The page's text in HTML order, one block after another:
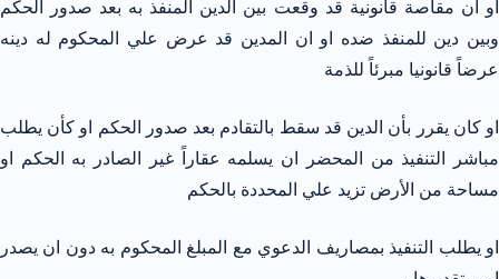
او ان مقاصة قانونية قد وقعت بين الدين المنفذ به بعد صدور الحكم
وبين دين للمنفذ ضده او ان المدين قد عرض علي المحكوم له دينه
عرضاً قانونيا مبرئاً للذمة
او كان يقرر بأن الدين قد سقط بالتقادم بعد صدور الحكم او كأن يطلب
مباشر التنفيذ من المحضر ان يسلمه عقاراً غير الصادر به الحكم او
مساحة من الأرض تزيد علي المحددة بالحكم
او يطلب التنفيذ بمصاريف الدعوي مع المبلغ المحكوم به دون ان يصدر